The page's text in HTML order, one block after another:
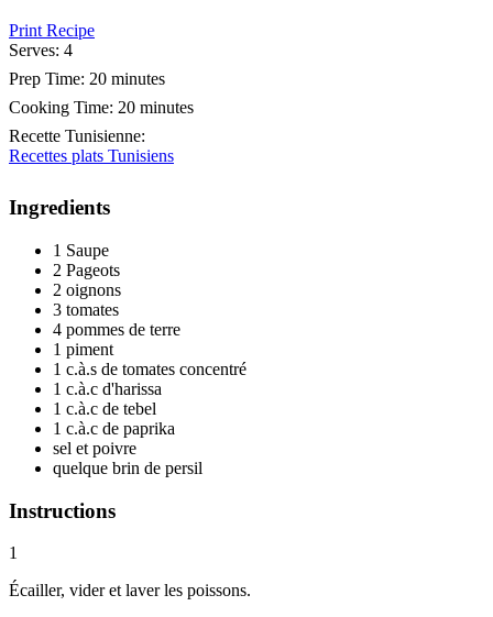
Print Recipe
Serves: 4
Prep Time: 20 minutes
Cooking Time: 20 minutes
Recette Tunisienne:
Recettes plats Tunisiens
Ingredients
1 Saupe
2 Pageots
2 oignons
3 tomates
4 pommes de terre
1 piment
1 c.à.s de tomates concentré
1 c.à.c d'harissa
1 c.à.c de tebel
1 c.à.c de paprika
sel et poivre
quelque brin de persil
Instructions
1
Écailler, vider et laver les poissons.